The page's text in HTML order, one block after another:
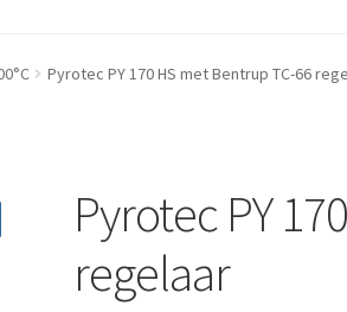
Pyrotec PY 170 HS met Bentrup TC-66
Pyrotec PY
regelaar